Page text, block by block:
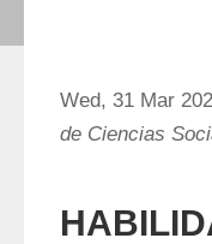
Wed, 31 Mar
de Ciencias